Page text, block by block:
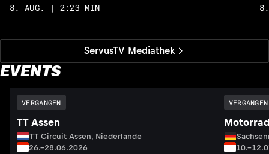
ServusTV Mediathek
8. AUG. | 2:23 MIN
EVENTS
VERGANGEN
TT Assen
TT Circuit Assen, Niederlande
26.–28.06.2026
VERGANGEN